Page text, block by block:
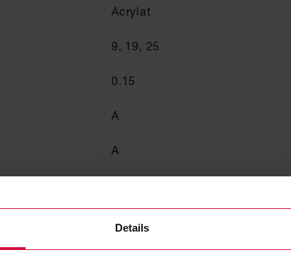
Details
Acrylat
9, 19, 25
0.15
A
A